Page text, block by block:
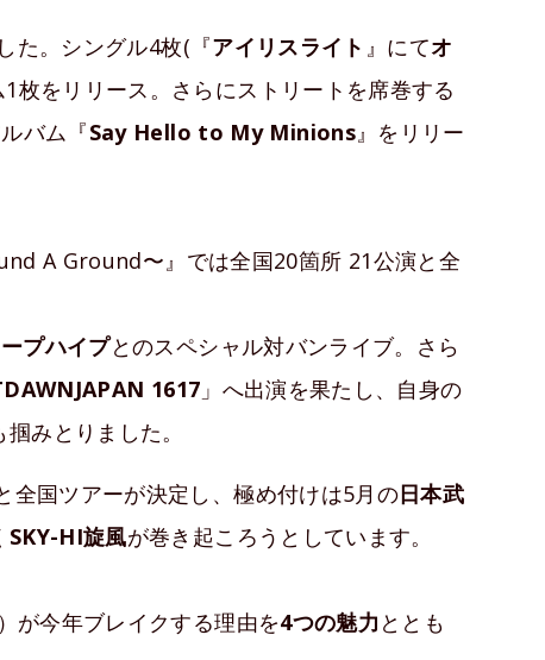
た。シングル4枚(『アイリスライト 』にてオ
枚をリリース。さらにストリートを席巻する
バム『Say Hello to My Minions』をリリー
A Ground〜』では全国20箇所 21公演と全
プハイプとのスペシャル対バンライブ。さら
1617 」へ出演を果たし、自身の
みとりました。
全国ツアーが決定し、極め付けは5月の日本武
SKY-HI旋風が巻き起ころうとしています。
が今年ブレイクする理由を4つの魅力 ととも